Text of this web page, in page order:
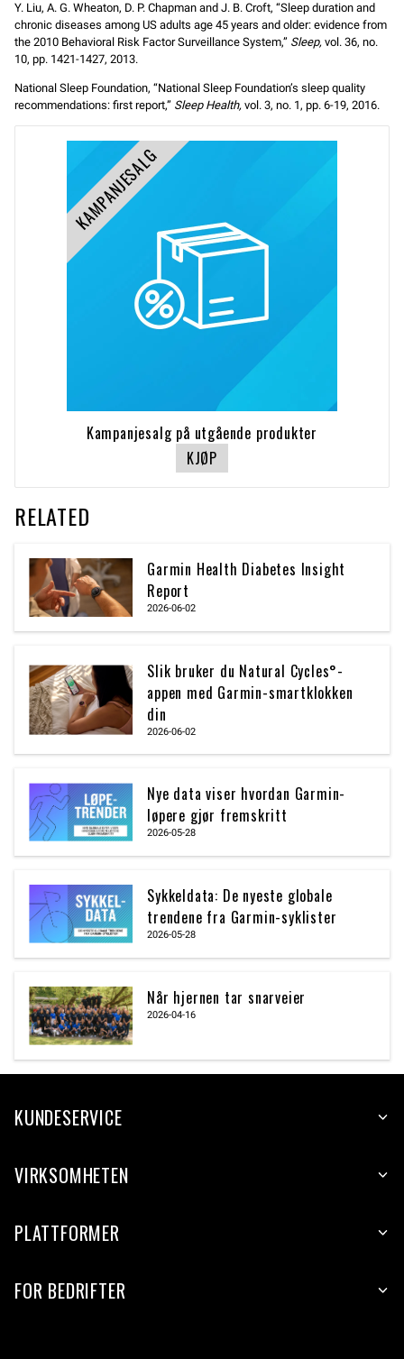
Y. Liu, A. G. Wheaton, D. P. Chapman and J. B. Croft, “Sleep duration and
chronic diseases among US adults age 45 years and older: evidence from
the 2010 Behavioral Risk Factor Surveillance System,” Sleep, vol. 36, no.
10, pp. 1421-1427, 2013.
National Sleep Foundation, “National Sleep Foundation’s sleep quality
recommendations: first report,” Sleep Health, vol. 3, no. 1, pp. 6-19, 2016.
KAMPANJESALG
Kampanjesalg på utgående produkter
KJØP
RELATED
Garmin Health Diabetes Insight
Report
2026-06-02
Slik bruker du Natural Cycles°-
appen med Garmin-smartklokken
din
2026-06-02
Nye data viser hvordan Garmin-
løpere gjør fremskritt
2026-05-28
Sykkeldata: De nyeste globale
trendene fra Garmin-syklister
2026-05-28
Når hjernen tar snarveier
2026-04-16
KUNDESERVICE
VIRKSOMHETEN
PLATTFORMER
FOR BEDRIFTER